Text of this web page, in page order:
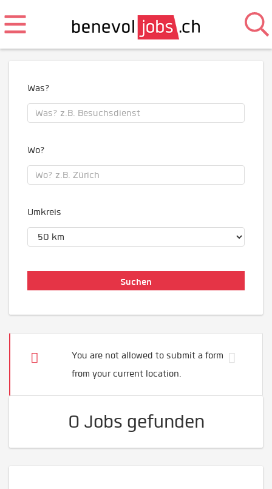
Was?
Wo?
Umkreis
You are not allowed to submit a form
from your current location.
0 Jobs gefunden